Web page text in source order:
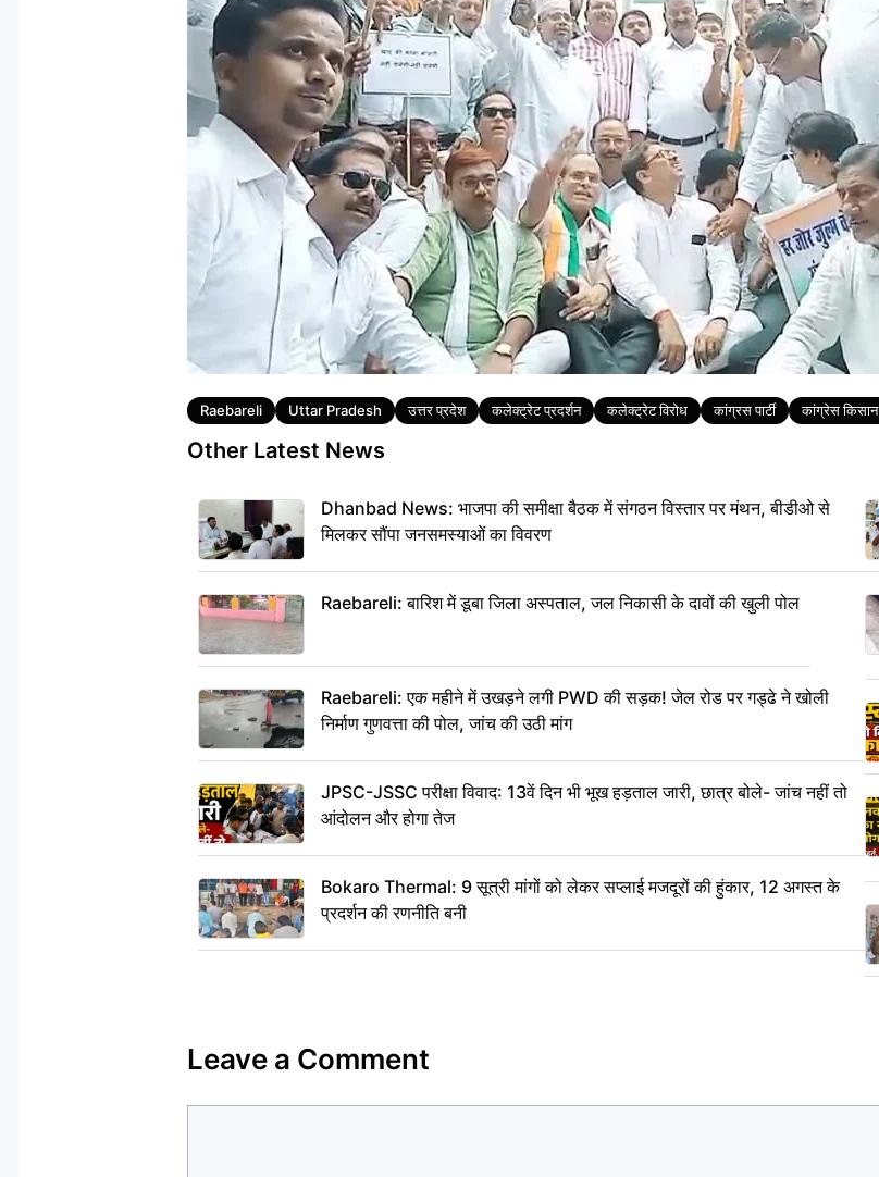
Tags
Raebareli Uttar Pradesh उत्तर प्रदेश कलेक्ट्रेट प्रदर्शन कलेक्ट्रेट विरोध कांग्रस पार्टी कांग्रेस किसान
Other Latest News
Dhanbad News: भाजपा की समीक्षा बैठक में संगठन विस्तार पर मंथन, बीडीओ से
मिलकर सौंपा जनसमस्याओं का विवरण
Raebareli: बारिश में डूबा जिला अस्पताल, जल निकासी के दावों की खुली पोल
Raebareli: एक महीने में उखड़ने लगी PWD की सड़क! जेल रोड पर गड्ढे ने खोली
निर्माण गुणवत्ता की पोल, जांच की उठी मांग
JPSC-JSSC परीक्षा विवाद: 13वें दिन भी भूख हड़ताल जारी, छात्र बोले- जांच नहीं तो
आंदोलन और होगा तेज
Bokaro Thermal: 9 सूत्री मांगों को लेकर सप्लाई मजदूरों की हुंकार, 12 अगस्त के
प्रदर्शन की रणनीति बनी
Leave a Comment